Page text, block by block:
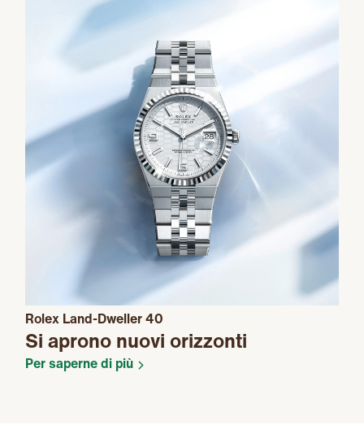
Rolex Land-Dweller 40
Si aprono nuovi orizzonti
Per saperne di più